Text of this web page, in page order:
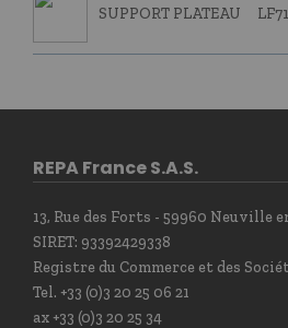
SUPPORT PLATEAU
REPA France S.A.S.
13, Rue des Forts - 59960 Neuville
SIRET: 93392429338
Registre du Commerce et des
Tel. +33 (0)3 20 25 06 21
ax +33 (0)3 20 25 34